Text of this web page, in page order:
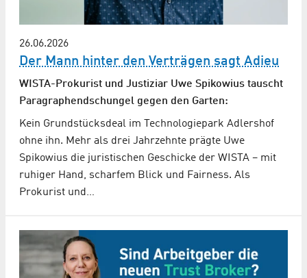
26.06.2026
Der Mann hinter den Verträgen sagt Adieu
WISTA-Prokurist und Justiziar Uwe Spikowius tauscht
Paragraphendschungel gegen den Garten:
Kein Grundstücksdeal im Technologiepark Adlershof
ohne ihn. Mehr als drei Jahrzehnte prägte Uwe
Spikowius die juristischen Geschicke der WISTA – mit
ruhiger Hand, scharfem Blick und Fairness. Als
Prokurist und…